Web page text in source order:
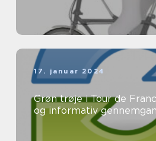
17. januar 2024
Grøn trøje i Tour de
og informativ